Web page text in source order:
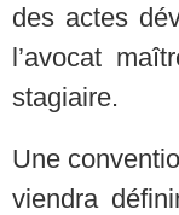
des actes
l’avocat
stagiaire.
Une
viendra